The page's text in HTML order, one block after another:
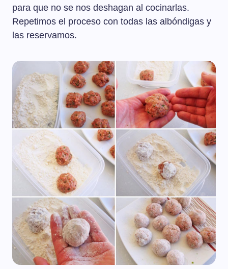
para que no se nos deshagan al cocinarlas.
Repetimos el proceso con todas las albóndigas y
las reservamos.